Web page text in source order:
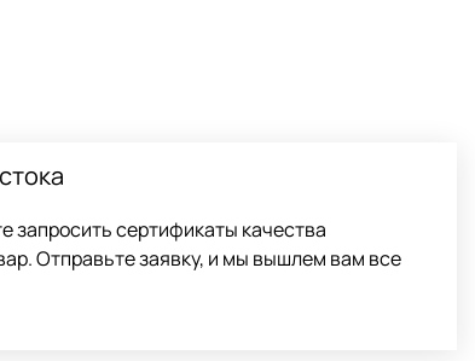
запросить сертификаты качества
Отправьте заявку, и мы вышлем вам все